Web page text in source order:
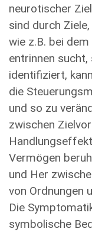
neurotischer
sind durch
wie z.B. bei
entrinnen
identifiziert,
die
und so zu
zwischen
Vermögen
und Her
von Ordnungen
Die
symbolische